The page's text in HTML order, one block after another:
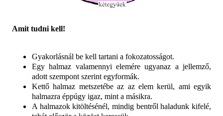
Amit tudni kell!
Gyakorlásnál be kell tartani a fokozatosságot.
Egy halmaz valamennyi elemére ugyanaz a jellemző,
adott szempont szerint egyformák.
Kettő halmaz metszetébe az az elem kerül, ami egyik
halmazra éppúgy igaz, mint a másikra.
A halmazok kitöltésénél, mindig bentről haladunk kifelé,